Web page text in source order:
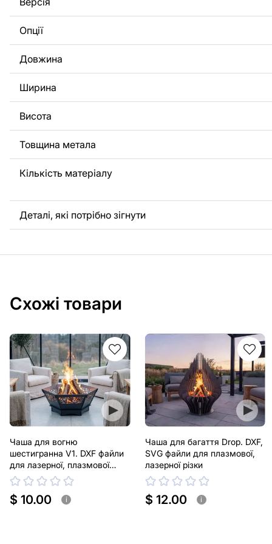
потрібно, щоб ми виконали індивідуальне креслення
вас, будь ласка, зв'яжіться з нами.
Якщо у вас залишилися питання або вам потрібна
нами в будь-який час, ми завжди готові допомогти.
Опції
Довжина
Ширина
Висота
Товщина метала
Кількість матеріалу
Деталі, які потрібно зігнути
Схожі товари
Чаша для вогню
шестигранна V1. DXF файли
для лазерної, плазмової
різки
$ 10.00 i
Чаша для багаття Drop. DXF,
SVG файли для плазмової,
лазерної різки
$ 12.00 i